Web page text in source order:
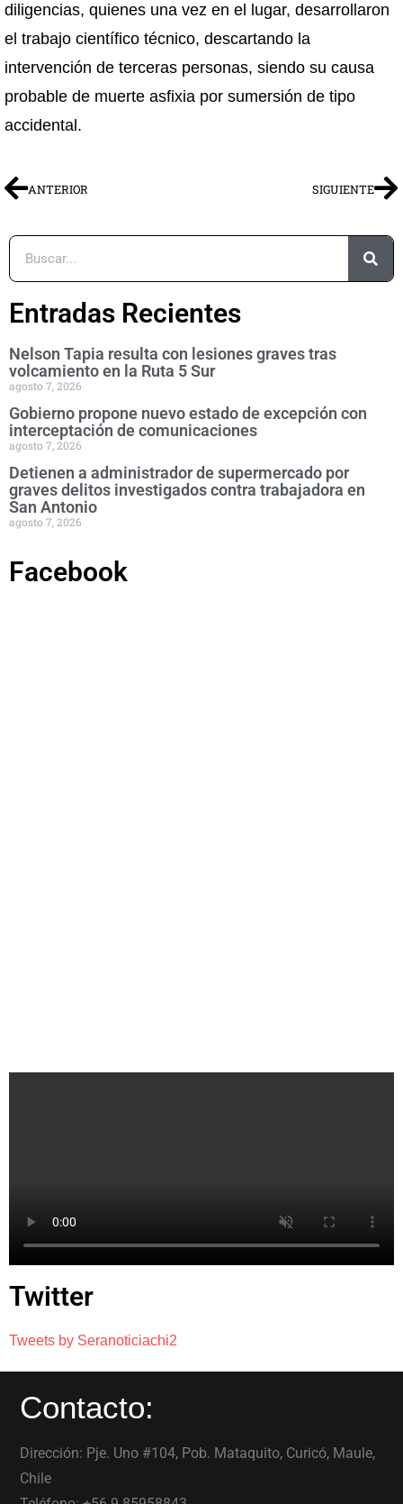
diligencias, quienes una vez en el lugar, desarrollaron
el trabajo científico técnico, descartando la
intervención de terceras personas, siendo su causa
probable de muerte asfixia por sumersión de tipo
accidental.
ANTERIOR SIGUIENTE
Entradas Recientes
Nelson Tapia resulta con lesiones graves tras
volcamiento en la Ruta 5 Sur
agosto 7, 2026
Gobierno propone nuevo estado de excepción con
interceptación de comunicaciones
agosto 7, 2026
Detienen a administrador de supermercado por
graves delitos investigados contra trabajadora en
San Antonio
agosto 7, 2026
Facebook
Twitter
Tweets by Seranoticiachi2
Contacto:
Dirección: Pje. Uno #104, Pob. Mataquito, Curicó, Maule,
Chile